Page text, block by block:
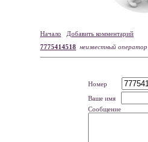
Начало
Добавить комментарий
7775414518 неизвестный оператор
Номер
Ваше имя
Сообщение